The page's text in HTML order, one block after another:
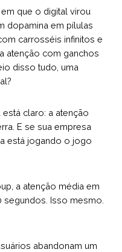
que o digital virou
dopamina em pílulas
carrosséis infinitos e
atenção com ganchos
disso tudo, uma
claro: a atenção
E se sua empresa
está jogando o jogo
a atenção média em
segundos. Isso mesmo.
abandonam um